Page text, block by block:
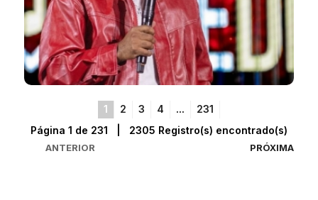
1 2 3 4 ... 231
ANTERIOR
Página 1 de 231 | 2305 Registro(s) encontrado(s)
PRÓXIMA